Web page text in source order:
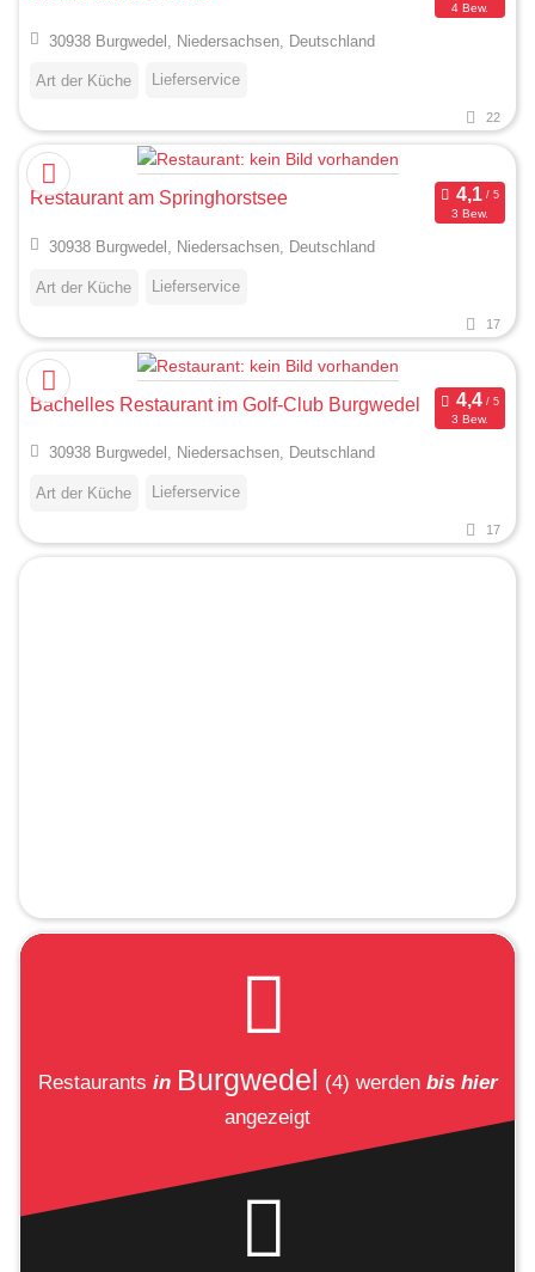
4 Bew.
30938 Burgwedel, Niedersachsen, Deutschland
Art der Küche Lieferservice
22
Restaurant am Springhorstsee
3 Bew.
30938 Burgwedel, Niedersachsen, Deutschland
Art der Küche Lieferservice
17
Bachelles Restaurant im Golf-Club Burgwedel
3 Bew.
30938 Burgwedel, Niedersachsen, Deutschland
Art der Küche Lieferservice
17
Restaurants in Burgwedel (4) werden bis hier
angezeigt